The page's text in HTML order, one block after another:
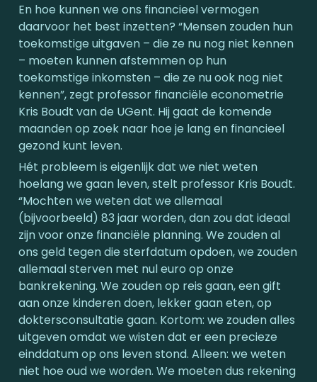
En hoe kunnen we ons financieel vermogen
daarvoor het best inzetten? “Mensen zouden hun
toekomstige uitgaven – die ze nu nog niet kennen
– moeten kunnen afstemmen op hun
toekomstige inkomsten – die ze nu ook nog niet
kennen”, zegt professor financiële econometrie
Kris Boudt van de UGent. Hij gaat de komende
maanden op zoek naar hoe je lang en financieel
gezond kunt leven.
Hét probleem is eigenlijk dat we niet weten
hoelang we gaan leven, stelt professor Kris Boudt.
“Mochten we weten dat we allemaal
(bijvoorbeeld) 83 jaar worden, dan zou dat ideaal
zijn voor onze financiële planning. We zouden al
ons geld tegen die sterfdatum opdoen, we zouden
allemaal sterven met nul euro op onze
bankrekening. We zouden op reis gaan, een gift
aan onze kinderen doen, lekker gaan eten, op
doktersconsultatie gaan. Kortom: we zouden alles
uitgeven omdat we wisten dat er een precieze
einddatum op ons leven stond. Alleen: we weten
niet hoe oud we worden. We moeten dus rekening